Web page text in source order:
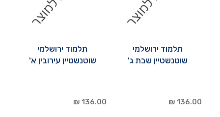
תלמוד ירושלמי
שוטנשטיין שבת ג'
136.00 ₪
תלמוד ירושלמי
שוטנשטיין עירובין א'
136.00 ₪